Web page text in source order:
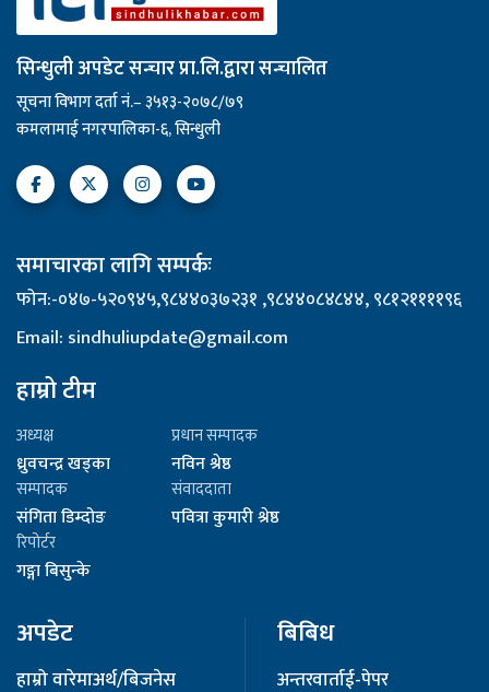
सिन्धुली अपडेट सन्चार प्रा.लि.द्वारा सन्चालित
सूचना विभाग दर्ता नं.– ३५१३-२०७८/७९
कमलामाई नगरपालिका-६, सिन्धुली
समाचारका लागि सम्पर्कः
फोन:-०४७-५२०९४५,९८४४०३७२३१ ,९८४४०८४८४४, ९८१२११११९६
Email: sindhuliupdate@gmail.com
हाम्रो टीम
अध्यक्ष
ध्रुवचन्द्र खड्का
प्रधान सम्पादक
नविन श्रेष्ठ
सम्पादक
संगिता डिम्दोङ
संवाददाता
पवित्रा कुमारी श्रेष्ठ
रिपोर्टर
गङ्गा बिसुन्के
अपडेट
हाम्रो वारेमाअर्थ/बिजनेस
बिबिध
अन्तरवार्ताई-पेपर